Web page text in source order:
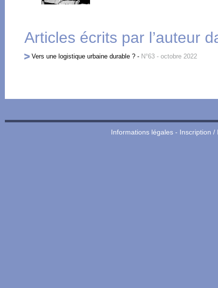
Articles écrits par l’auteur
Vers une logistique urbaine durable ? - N°63 - octobre 2022
Informations légales- Inscription